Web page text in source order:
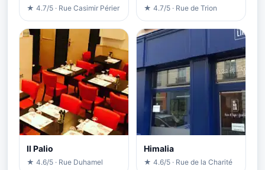
★ 4.7/5 · Rue Casimir Périer ★ 4.7/5 · Rue de Trion
Il Palio
★ 4.6/5 · Rue Duhamel
Himalia
★ 4.6/5 · Rue de la Charité